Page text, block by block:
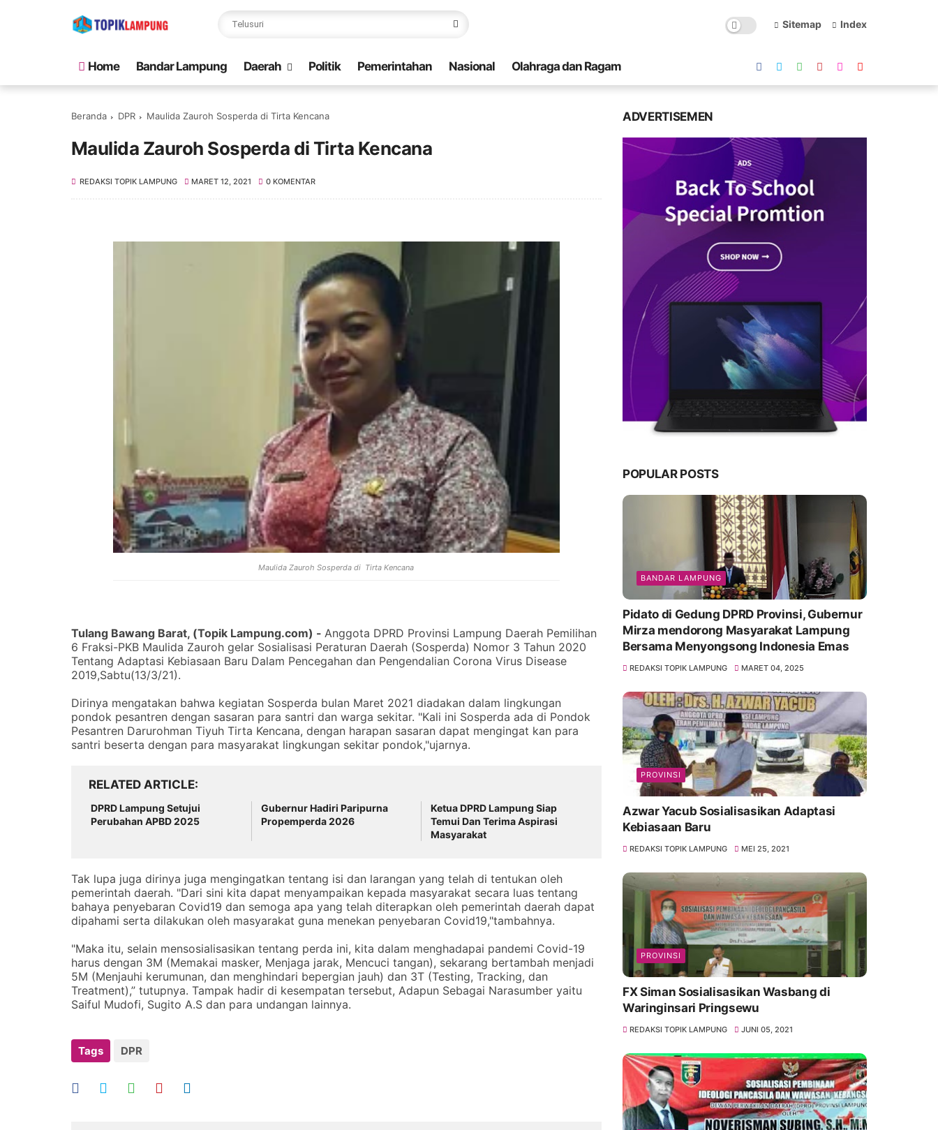
Sitemap Index
Home Bandar Lampung Daerah Politik Pemerintahan Nasional Olahraga dan Ragam
Beranda DPR Maulida Zauroh Sosperda di Tirta Kencana
Maulida Zauroh Sosperda di Tirta Kencana
REDAKSI TOPIK LAMPUNG MARET 12, 2021 0 KOMENTAR
Maulida Zauroh Sosperda di Tirta Kencana
Tulang Bawang Barat, (Topik Lampung.com) - Anggota DPRD Provinsi Lampung Daerah Pemilihan
6 Fraksi-PKB Maulida Zauroh gelar Sosialisasi Peraturan Daerah (Sosperda) Nomor 3 Tahun 2020
Tentang Adaptasi Kebiasaan Baru Dalam Pencegahan dan Pengendalian Corona Virus Disease
2019,Sabtu(13/3/21).
Dirinya mengatakan bahwa kegiatan Sosperda bulan Maret 2021 diadakan dalam lingkungan
pondok pesantren dengan sasaran para santri dan warga sekitar. "Kali ini Sosperda ada di Pondok
Pesantren Darurohman Tiyuh Tirta Kencana, dengan harapan sasaran dapat mengingat kan para
santri beserta dengan para masyarakat lingkungan sekitar pondok,"ujarnya.
RELATED ARTICLE
DPRD Lampung Setujui
Perubahan APBD 2025
Gubernur Hadiri Paripurna
Propemperda 2026
Ketua DPRD Lampung Siap
Temui Dan Terima Aspirasi
Masyarakat
Tak lupa juga dirinya juga mengingatkan tentang isi dan larangan yang telah di tentukan oleh
pemerintah daerah. "Dari sini kita dapat menyampaikan kepada masyarakat secara luas tentang
bahaya penyebaran Covid19 dan semoga apa yang telah diterapkan oleh pemerintah daerah dapat
dipahami serta dilakukan oleh masyarakat guna menekan penyebaran Covid19,"tambahnya.
"Maka itu, selain mensosialisasikan tentang perda ini, kita dalam menghadapai pandemi Covid-19
harus dengan 3M (Memakai masker, Menjaga jarak, Mencuci tangan), sekarang bertambah menjadi
5M (Menjauhi kerumunan, dan menghindari bepergian jauh) dan 3T (Testing, Tracking, dan
Treatment),” tutupnya. Tampak hadir di kesempatan tersebut, Adapun Sebagai Narasumber yaitu
Saiful Mudofi, Sugito A.S dan para undangan lainnya.
Tags DPR
ADVERTISEMEN
POPULAR POSTS
BANDAR LAMPUNG
Pidato di Gedung DPRD Provinsi, Gubernur
Mirza mendorong Masyarakat Lampung
Bersama Menyongsong Indonesia Emas
REDAKSI TOPIK LAMPUNG MARET 04, 2025
PROVINSI
Azwar Yacub Sosialisasikan Adaptasi
Kebiasaan Baru
REDAKSI TOPIK LAMPUNG MEI 25, 2021
PROVINSI
FX Siman Sosialisasikan Wasbang di
Waringinsari Pringsewu
REDAKSI TOPIK LAMPUNG JUNI 05, 2021